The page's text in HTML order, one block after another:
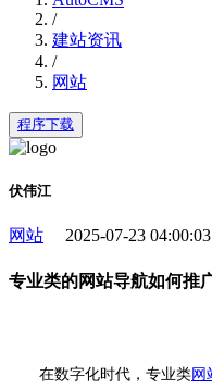
/
建站资讯
/
网站
程序下载
伏伟江
网站 2025-07-23
专业类的网站导航如何推
在数字化时代，专业类网